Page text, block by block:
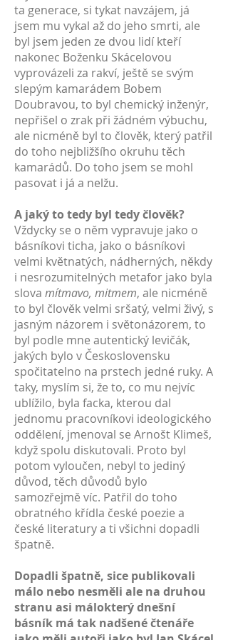
ta generace, si tykat navzájem, já
jsem mu vykal až do jeho smrti, ale
byl jsem jeden ze dvou lidí kteří
nakonec Boženku Skácelovou
vyprovázeli za rakví, ještě se svým
slepým kamarádem Bobem
Doubravou, to byl chemický inženýr,
nepřišel o zrak při žádném výbuchu,
ale nicméně byl to člověk, který patřil
do toho nejbližšího okruhu těch
kamarádů. Do toho jsem se mohl
pasovat i já a nelžu.
A jaký to tedy byl tedy člověk?
Vždycky se o něm vypravuje jako o
básníkovi ticha, jako o básníkovi
velmi květnatých, nádherných, někdy
i nesrozumitelných metafor jako byla
slova mítmavo, mitmem, ale nicméně
to byl člověk velmi sršatý, velmi živý, s
jasným názorem i světonázorem, to
byl podle mne autentický levičák,
jakých bylo v Československu
spočitatelno na prstech jedné ruky. A
taky, myslím si, že to, co mu nejvíc
ublížilo, byla facka, kterou dal
jednomu pracovníkovi ideologického
oddělení, jmenoval se Arnošt Klimeš,
když spolu diskutovali. Proto byl
potom vyloučen, nebyl to jediný
důvod, těch důvodů bylo
samozřejmě víc. Patřil do toho
obratného křídla české poezie a
české literatury a ti všichni dopadli
špatně.
Dopadli špatně, sice publikovali
málo nebo nesměli ale na druhou
stranu asi málokterý dnešní
básník má tak nadšené čtenáře